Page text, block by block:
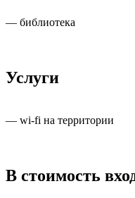
— библиотека
Услуги
— wi-fi на территории
В стоимость